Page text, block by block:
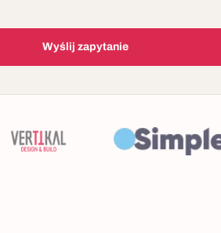
Wyślij zapytanie